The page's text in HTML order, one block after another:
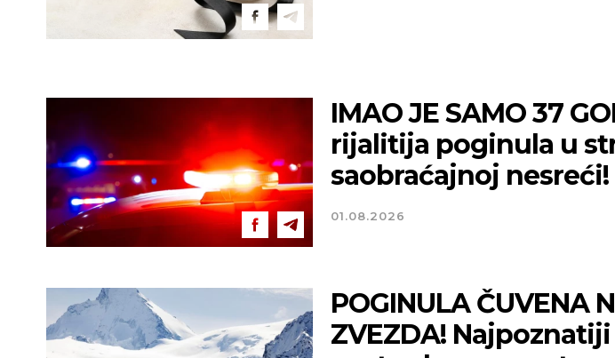
IMAO JE SAMO 37
rijalitija poginula u
saobraćajnoj nesreći!
01.08.2026
POGINULA ČUVENA
ZVEZDA!